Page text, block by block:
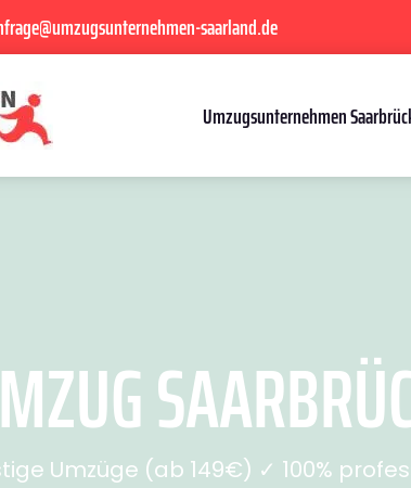
saarland.de
Umzugsunternehmen
Umzüge (ab 149€) ✓ 100%